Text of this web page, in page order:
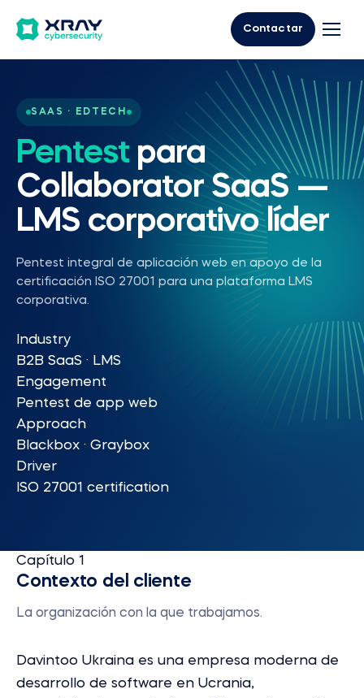
Contactar
SAAS · EDTECH
Pentestpara
Collaborator SaaS —
LMS corporativo líder
Pentest integral de aplicación web en apoyo de la
certificación ISO 27001 para una plataforma LMS
corporativa.
Industry
B2B SaaS · LMS
Engagement
Pentest de app web
Approach
Blackbox · Graybox
Driver
ISO 27001 certification
Capítulo 1
Contexto del cliente
La organización con la que trabajamos.
Davintoo Ukraina es una empresa moderna de
desarrollo de software en Ucrania,